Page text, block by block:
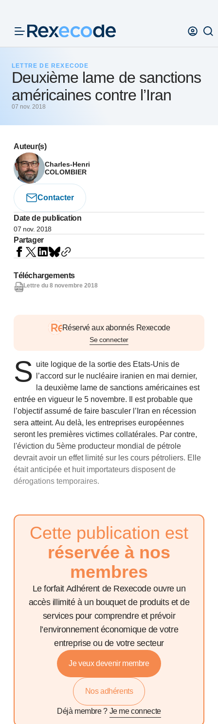
LETTRE DE REXECODE
Deuxième lame de sanctions
américaines contre l’Iran
07 nov. 2018
Auteur(s)
Charles-Henri
COLOMBIER
Contacter
Date de publication
07 nov. 2018
Partager
Réservé aux abonnés Rexecode
Se connecter
S uite logique de la sortie des Etats-Unis de
l’accord sur le nucléaire iranien en mai dernier,
la deuxième lame de sanctions américaines est
entrée en vigueur le 5 novembre. Il est probable que
l’objectif assumé de faire basculer l’Iran en récession
sera atteint. Au delà, les entreprises européennes
seront les premières victimes collatérales. Par contre,
l'éviction du 5ème producteur mondial de pétrole
devrait avoir un effet limité sur les cours pétroliers. Elle
était anticipée et huit importateurs disposent de
dérogations temporaires.
Cette publication est
réservée à nos
membres
Le forfait Adhérent de Rexecode ouvre un
accès illimité à un bouquet de produits et de
services pour comprendre et prévoir
l’environnement économique de votre
entreprise ou de votre secteur
Je veux devenir membre
Nos adhérents
Déjà membre ? Je me connecte
Téléchargements
Lettre du 8 novembre 2018